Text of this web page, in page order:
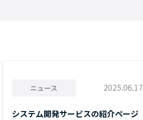
ニュース 2025.06.17
システム開発サービスの紹介ページ